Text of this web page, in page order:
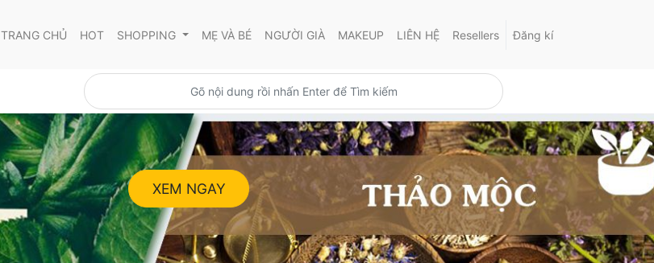
TRANG CHỦ HOT SHOPPING MẸ VÀ BÉ NGƯỜI GIÀ MAKEUP LIÊN HỆ Resellers Đăng kí
XEM NGAY